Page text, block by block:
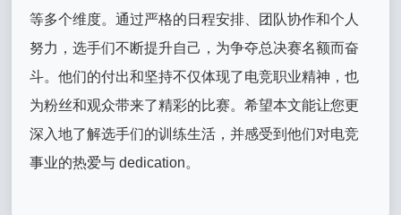
等多个维度。通过严格的日程安排、团队协作和个人
努力，选手们不断提升自己，为争夺总决赛名额而奋
斗。他们的付出和坚持不仅体现了电竞职业精神，也
为粉丝和观众带来了精彩的比赛。希望本文能让您更
深入地了解选手们的训练生活，并感受到他们对电竞
事业的热爱与 dedication。